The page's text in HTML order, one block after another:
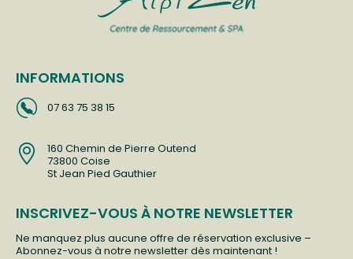
INFORMATIONS
07 63 75 38 15
160 Chemin de Pierre Outend
73800 Coise
St Jean Pied Gauthier
INSCRIVEZ-VOUS À NOTRE NEWSLETTER
Ne manquez plus aucune offre de réservation exclusive –
Abonnez-vous à notre newsletter dès maintenant !